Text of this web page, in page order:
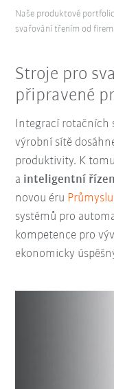
Naše produktové
svařování třením od firem
Stroje pro
připravené
Integrací rotačních
výrobní sítě
produktivity. K
a inteligentní
novou éru
systémů pro
kompetence pro
ekonomicky